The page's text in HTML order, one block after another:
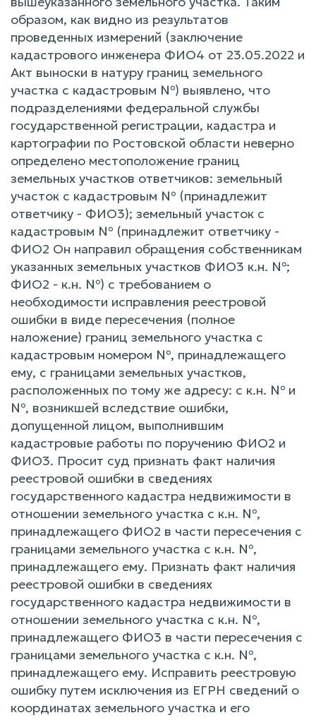
образом, как видно из результатов
проведенных измерений (заключение
кадастрового инженера ФИО4 от 23.05.2022 и
Акт выноски в натуру границ земельного
участка с кадастровым №) выявлено, что
подразделениями федеральной службы
государственной регистрации, кадастра и
картографии по Ростовской области неверно
определено местоположение границ
земельных участков ответчиков: земельный
участок с кадастровым № (принадлежит
ответчику - ФИО3); земельный участок с
кадастровым № (принадлежит ответчику -
ФИО2 Он направил обращения собственникам
указанных земельных участков ФИО3 к.н. №;
ФИО2 - к.н. №) с требованием о
необходимости исправления реестровой
ошибки в виде пересечения (полное
наложение) границ земельного участка с
кадастровым номером №, принадлежащего
ему, с границами земельных участков,
расположенных по тому же адресу: с к.н. № и
№, возникшей вследствие ошибки,
допущенной лицом, выполнившим
кадастровые работы по поручению ФИО2 и
ФИО3. Просит суд признать факт наличия
реестровой ошибки в сведениях
государственного кадастра недвижимости в
отношении земельного участка с к.н. №,
принадлежащего ФИО2 в части пересечения с
границами земельного участка с к.н. №,
принадлежащего ему. Признать факт наличия
реестровой ошибки в сведениях
государственного кадастра недвижимости в
отношении земельного участка с к.н. №,
принадлежащего ФИО3 в части пересечения с
границами земельного участка с к.н. №,
принадлежащего ему. Исправить реестровую
ошибку путем исключения из ЕГРН сведений о
координатах земельного участка и его